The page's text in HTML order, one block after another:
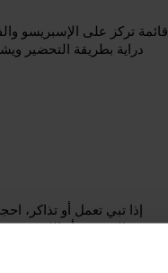
قائمة تركز على الإسبريسو
دراية بطريقة التحضير
إذا تبي تعمل أو تذاكر،
المخمرة أو اللاتيه